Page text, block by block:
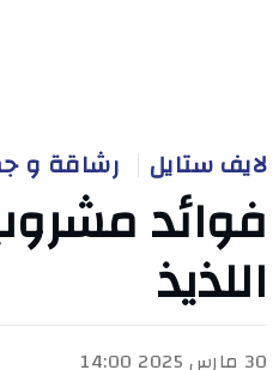
لايف ستايل رشاقة و
فوائد
اللذيذ
30 مارس 2025 14:00